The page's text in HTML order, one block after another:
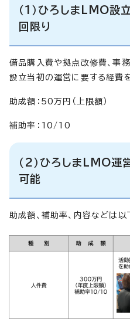
（1）ひろしまLMO
回限り
備品購入費や拠点改修費、事
設立当初の運営に要する経費を
助成額：50万円（上限額）
補助率：10/10
（2）ひろしまLMO
可能
助成額、補助率、内容などは